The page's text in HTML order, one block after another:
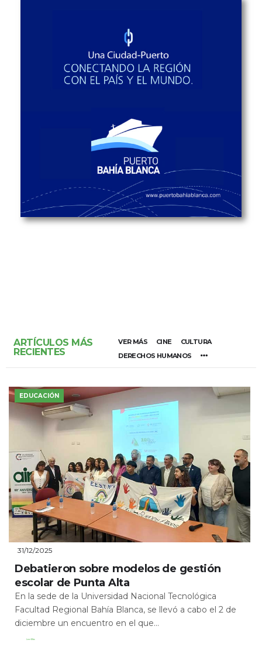
ARTÍCULOS MÁS
RECIENTES
VER MÁS CINE
CULTURA
DERECHOS HUMANOS
EDUCACIÓN
31/12/2025
Debatieron sobre modelos de gestión
escolar de Punta Alta
En la sede de la Universidad Nacional Tecnológica
Facultad Regional Bahía Blanca, se llevó a cabo el 2 de
diciembre un encuentro en el que...
Leer Más